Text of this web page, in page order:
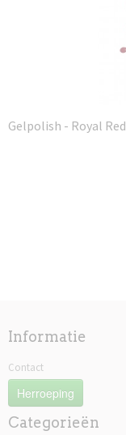
Gelpolish - Royal Red
Informatie
Contact
Herroeping
Categorieën